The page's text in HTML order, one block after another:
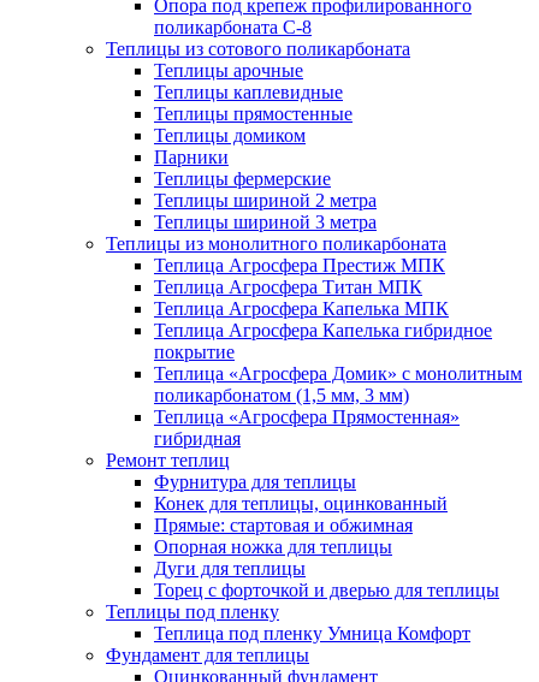
Опора под крепеж профилированного
поликарбоната С-8
Теплицы из сотового поликарбоната
Теплицы арочные
Теплицы каплевидные
Теплицы прямостенные
Теплицы домиком
Парники
Теплицы фермерские
Теплицы шириной 2 метра
Теплицы шириной 3 метра
Теплицы из монолитного поликарбоната
Теплица Агросфера Престиж МПК
Теплица Агросфера Титан МПК
Теплица Агросфера Капелька МПК
Теплица Агросфера Капелька гибридное
покрытие
Теплица «Агросфера Домик» с монолитным
поликарбонатом (1,5 мм, 3 мм)
Теплица «Агросфера Прямостенная»
гибридная
Ремонт теплиц
Фурнитура для теплицы
Конек для теплицы, оцинкованный
Прямые: стартовая и обжимная
Опорная ножка для теплицы
Дуги для теплицы
Торец с форточкой и дверью для теплицы
Теплицы под пленку
Теплица под пленку Умница Комфорт
Фундамент для теплицы
Оцинкованный фундамент